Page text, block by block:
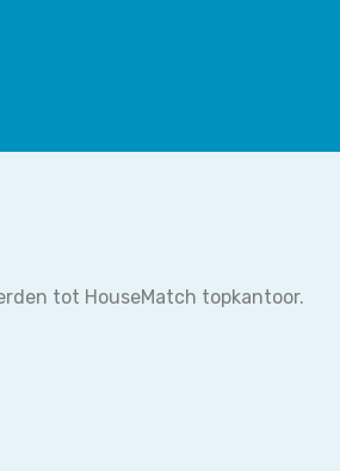
tot HouseMatch topkantoor.